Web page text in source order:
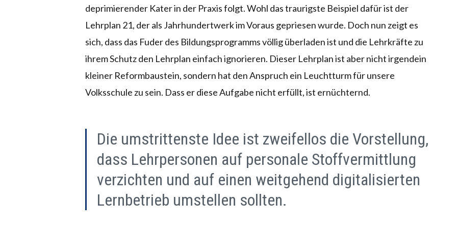
deprimierender Kater in der Praxis folgt. Wohl das traurigste Beispiel dafür ist der
Lehrplan 21, der als Jahrhundertwerk im Voraus gepriesen wurde. Doch nun zeigt es
sich, dass das Fuder des Bildungsprogramms völlig überladen ist und die Lehrkräfte zu
ihrem Schutz den Lehrplan einfach ignorieren. Dieser Lehrplan ist aber nicht irgendein
kleiner Reformbaustein, sondern hat den Anspruch ein Leuchtturm für unsere
Volksschule zu sein. Dass er diese Aufgabe nicht erfüllt, ist ernüchternd.
Die umstrittenste Idee ist zweifellos die Vorstellung,
dass Lehrpersonen auf personale Stoffvermittlung
verzichten und auf einen weitgehend digitalisierten
Lernbetrieb umstellen sollten.